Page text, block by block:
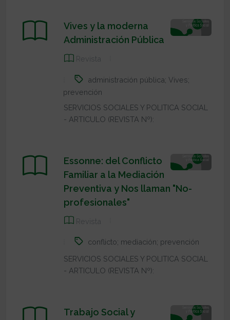
Vives y la moderna
Administración Pública
Revista
administración pública; Vives;
prevención
SERVICIOS SOCIALES Y POLITICA SOCIAL
- ARTICULO (REVISTA Nº):
Essonne: del Conflicto
Familiar a la Mediación
Preventiva y Nos llaman "No-
profesionales"
Revista
conflicto; mediación; prevención
SERVICIOS SOCIALES Y POLITICA SOCIAL
- ARTICULO (REVISTA Nº):
Trabajo Social y